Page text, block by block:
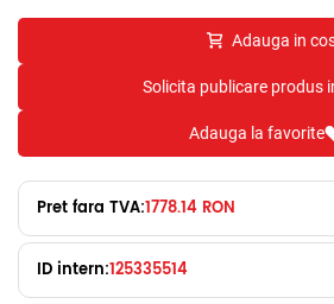
Adauga in
Solicita publicare produs
Adauga la favorite
Pret fara TVA:1778.14 RON
ID intern:125335514